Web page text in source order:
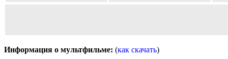
Информация о мультфильме: (как скачать)